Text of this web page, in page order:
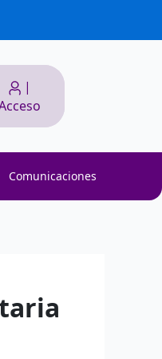
|
Comunicaciones